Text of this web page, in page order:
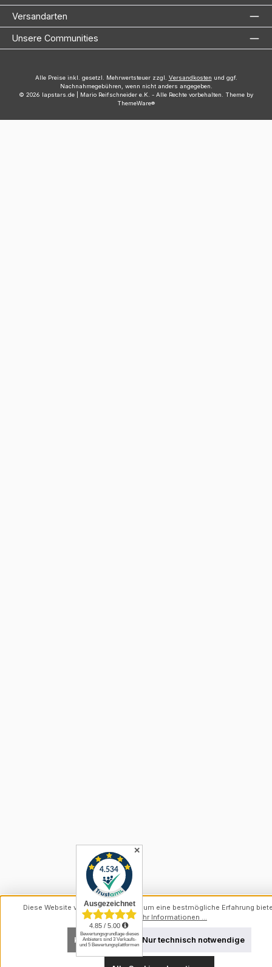
Versandarten
Unsere Communities
Alle Preise inkl. gesetzl. Mehrwertsteuer zzgl. Versandkosten und ggf.
Nachnahmegebühren, wenn nicht anders angegeben.
© 2026 lapstars.de | Mario Reifschneider e.K. - Alle Rechte vorbehalten. Theme by
ThemeWare®
✕
Diese Website verwendet Cookies, um eine bestmögliche Erfahrung
können.Mehr Informationen ...
Nur technisch notwendige
Konfigurieren